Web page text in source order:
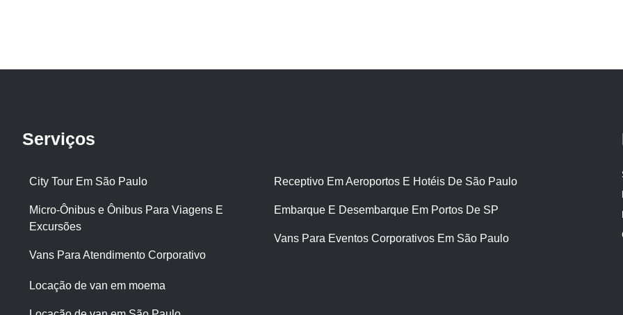
Serviços
City Tour Em São Paulo
Micro-Ônibus e Ônibus Para Viagens E
Excursões
Vans Para Atendimento Corporativo
Receptivo Em Aeroportos E Hotéis De São Paulo
Embarque E Desembarque Em Portos De SP
Vans Para Eventos Corporativos Em São Paulo
Locação de van em moema